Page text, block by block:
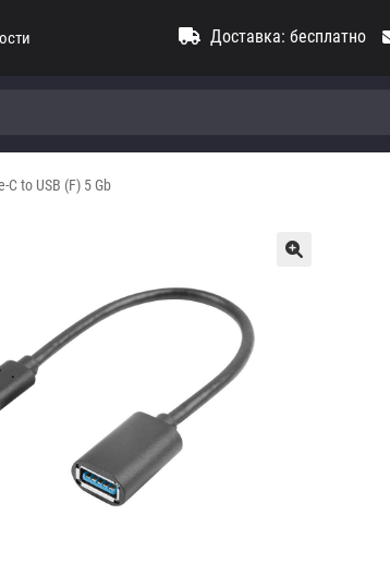
Доставка: бесплатно
C to USB (F) 5 Gb